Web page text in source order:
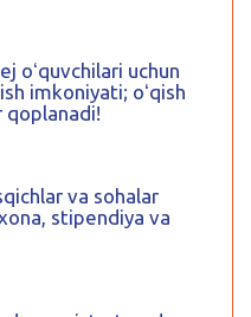
oʻquvchilari uchun
imkoniyati; oʻqish
qoplanadi!
va sohalar
stipendiya va